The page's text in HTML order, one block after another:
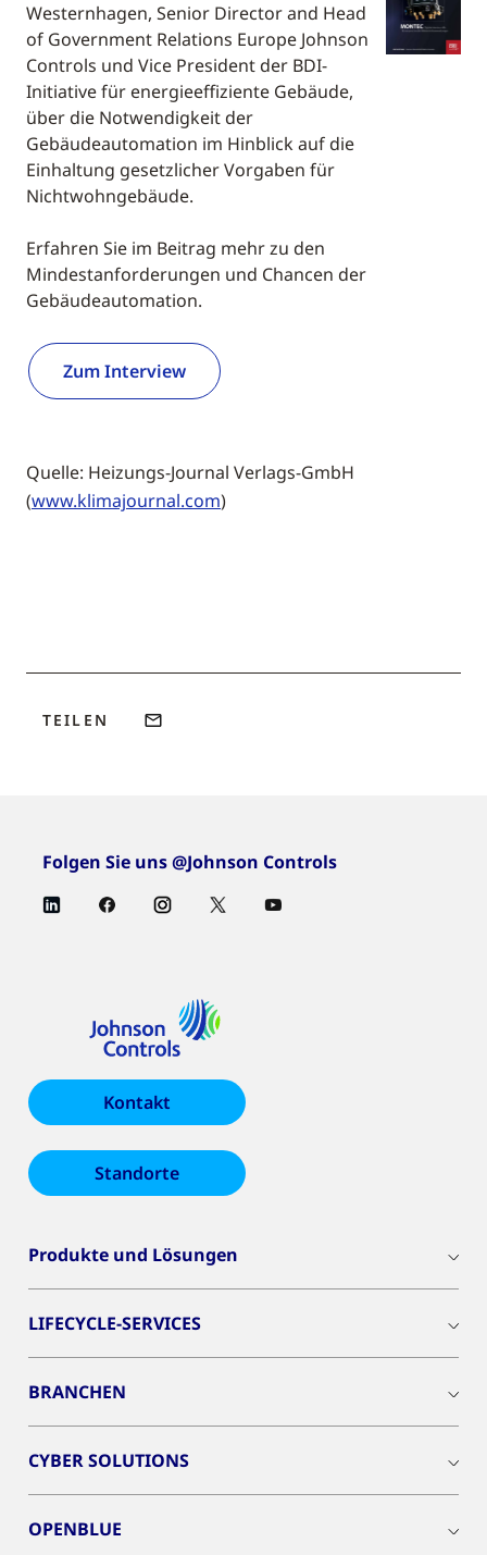
Westernhagen, Senior Director and Head
of Government Relations Europe Johnson
Controls und Vice President der BDI-
Initiative für energieeffiziente Gebäude,
über die Notwendigkeit der
Gebäudeautomation im Hinblick auf die
Einhaltung gesetzlicher Vorgaben für
Nichtwohngebäude.
Erfahren Sie im Beitrag mehr zu den
Mindestanforderungen und Chancen der
Gebäudeautomation.
Zum Interview
Quelle: Heizungs-Journal Verlags-GmbH
(www.klimajournal.com)
TEILEN
Folgen Sie uns @Johnson Controls
Kontakt
Standorte
Produkte und Lösungen
LIFECYCLE-SERVICES
BRANCHEN
CYBER SOLUTIONS
OPENBLUE